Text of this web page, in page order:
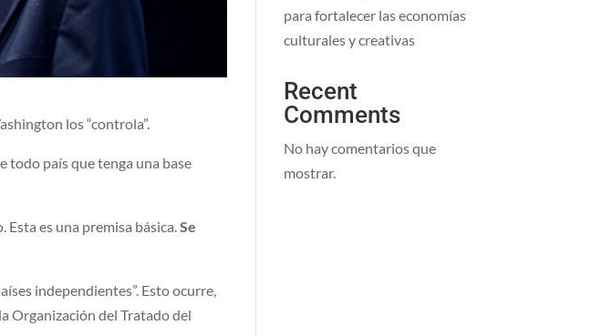
los “controla”.
todo país que tenga una base
Esta es una premisa básica.Se
independientes”. Esto ocurre,
Organización del Tratado del
para fortalecer las economías
culturales y creativas
Recent
Comments
No hay comentarios que
mostrar.